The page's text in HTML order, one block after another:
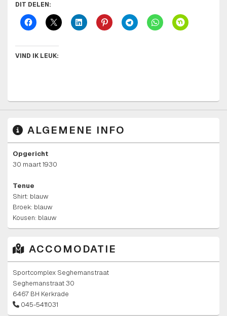
DIT DELEN:
VIND IK LEUK:
ALGEMENE INFO
Opgericht
30 maart 1930
Tenue
Shirt: blauw
Broek: blauw
Kousen: blauw
ACCOMODATIE
Sportcomplex Seghemanstraat
Seghemanstraat 30
6467 BH Kerkrade
045-5411031